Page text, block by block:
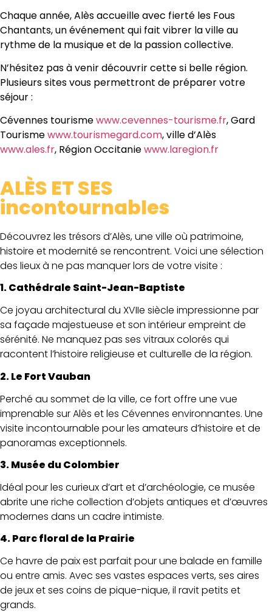
Chaque année, Alès accueille avec fierté les Fous
Chantants, un événement qui fait vibrer la ville au
rythme de la musique et de la passion collective.
N’hésitez pas à venir découvrir cette si belle région.
Plusieurs sites vous permettront de préparer votre
séjour :
Cévennes tourismewww.cevennes-tourisme.fr, Gard
Tourismewww.tourismegard.com, ville d’Alès
www.ales.fr, Région Occitaniewww.laregion.fr
ALÈS ET SES
incontournables
Découvrez les trésors d’Alès, une ville où patrimoine,
histoire et modernité se rencontrent. Voici une sélection
des lieux à ne pas manquer lors de votre visite :
1. Cathédrale Saint-Jean-Baptiste
Ce joyau architectural du XVIIe siècle impressionne par
sa façade majestueuse et son intérieur empreint de
sérénité. Ne manquez pas ses vitraux colorés qui
racontent l’histoire religieuse et culturelle de la région.
2. Le Fort Vauban
Perché au sommet de la ville, ce fort offre une vue
imprenable sur Alès et les Cévennes environnantes. Une
visite incontournable pour les amateurs d’histoire et de
panoramas exceptionnels.
3. Musée du Colombier
Idéal pour les curieux d’art et d’archéologie, ce musée
abrite une riche collection d’objets antiques et d’œuvres
modernes dans un cadre intimiste.
4. Parc floral de la Prairie
Ce havre de paix est parfait pour une balade en famille
ou entre amis. Avec ses vastes espaces verts, ses aires
de jeux et ses coins de pique-nique, il ravit petits et
grands.